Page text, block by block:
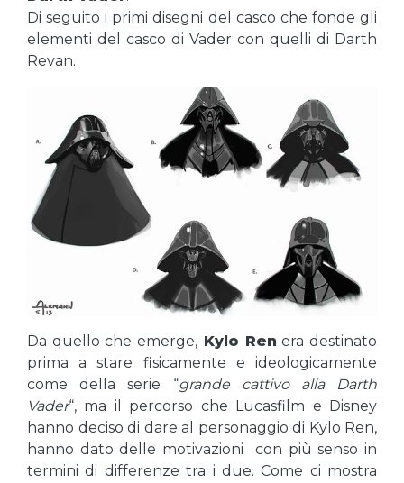
Di seguito i primi disegni del casco che fonde gli
elementi del casco di Vader con quelli di Darth
Revan.
Da quello che emerge, Kylo Ren era destinato
prima a stare fisicamente e ideologicamente
come della serie “grande cattivo alla Darth
Vader“, ma il percorso che Lucasfilm e Disney
hanno deciso di dare al personaggio di Kylo Ren,
hanno dato delle motivazioni con più senso in
termini di differenze tra i due. Come ci mostra